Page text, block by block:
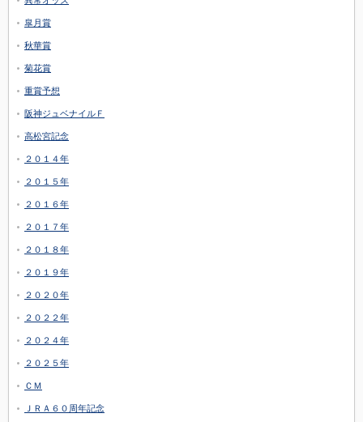
皐月賞
秋華賞
菊花賞
重賞予想
阪神ジュベナイルＦ
高松宮記念
２０１４年
２０１５年
２０１６年
２０１７年
２０１８年
２０１９年
２０２０年
２０２２年
２０２４年
２０２５年
ＣＭ
ＪＲＡ６０周年記念